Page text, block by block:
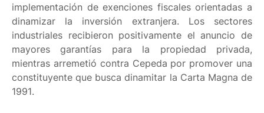
implementación de exenciones fiscales orientadas a
dinamizar la inversión extranjera. Los sectores
industriales recibieron positivamente el anuncio de
mayores garantías para la propiedad privada,
mientras arremetió contra Cepeda por promover una
constituyente que busca dinamitar la Carta Magna de
1991.